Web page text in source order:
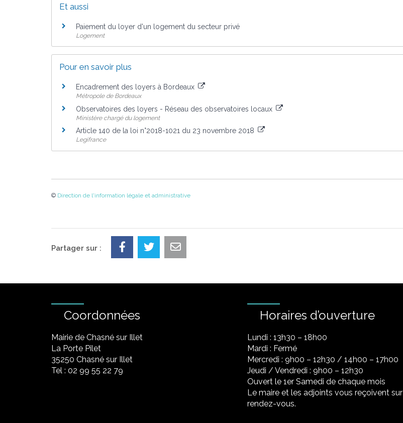
Et aussi
Paiement du loyer d'un logement du secteur privé
Logement
Pour en savoir plus
Encadrement des loyers à Bordeaux
Métropole de Bordeaux
Observatoires des loyers - Réseau des observatoires locaux
Ministère chargé du logement
Article 140 de la loi n°2018-1021 du 23 novembre 2018
Legifrance
© Direction de l'information légale et administrative
Partager sur :
Coordonnées
Mairie de Chasné sur Illet
La Porte Pilet
35250 Chasné sur Illet
Tel : 02 99 55 22 79
Horaires d’ouverture
Lundi : 13h30 – 18h00
Mardi : Fermé
Mercredi : 9h00 – 12h30 / 14h00 – 17h00
Jeudi / Vendredi : 9h00 – 12h30
Ouvert le 1er Samedi de chaque mois
Le maire et les adjoints vous reçoivent sur
rendez-vous.